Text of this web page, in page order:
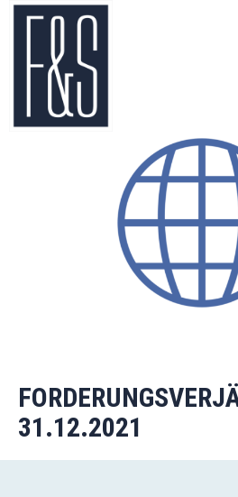
31.12.2021